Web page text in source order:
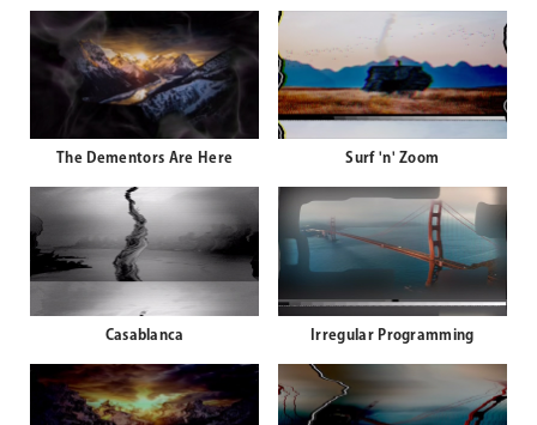
The Dementors Are Here Surf 'n' Zoom
Casablanca Irregular Programming